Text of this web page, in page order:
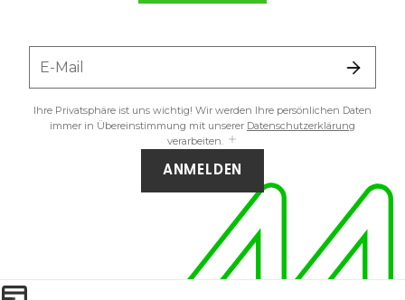
E-Mail
Ihre Privatsphäre ist uns wichtig! Wir werden Ihre persönlichen Daten
immer in Übereinstimmung mit unserer Datenschutzerklärung
verarbeiten.
ANMELDEN